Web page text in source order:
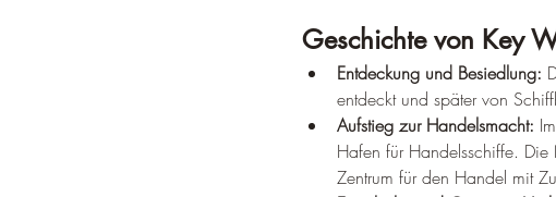
Geschichte von Key
Entdeckung und Besiedlung:
entdeckt und später von
Aufstieg zur Handelsmacht:
Hafen für Handelsschiffe.
Zentrum für den Handel mit